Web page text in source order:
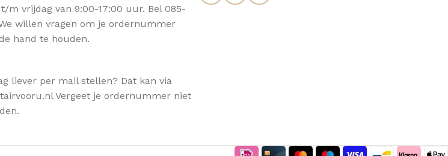
m vrijdag van 9:00-17:00 uur. Bel 085-
willen vragen om je ordernummer
hand te houden.
liever per mail stellen? Dat kan via
Vergeet je ordernummer niet